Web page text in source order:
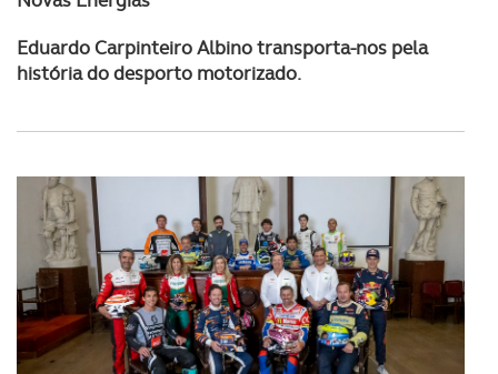
Eduardo Carpinteiro Albino transporta-nos pela
história do desporto motorizado.